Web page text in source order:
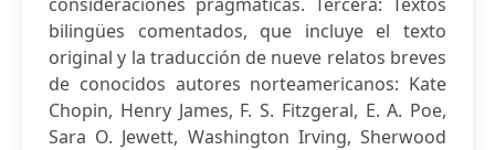
bilingües comentados, que incluye el texto
original y la traducción de nueve relatos breves
de conocidos autores norteamericanos: Kate
Chopin, Henry James, F. S. Fitzgeral, E. A. Poe,
Sara O. Jewett, Washington Irving, Sherwood